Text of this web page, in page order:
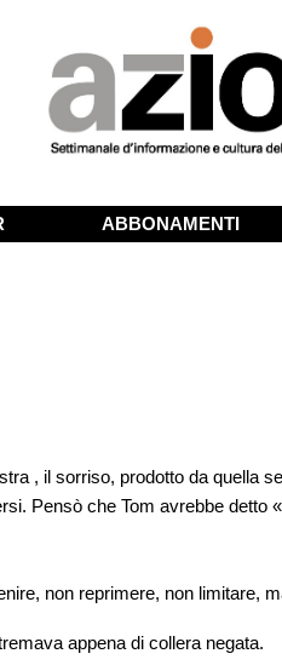
ABBONAMENTI
, il sorriso, prodotto da quella
Pensò che Tom avrebbe detto
non reprimere, non limitare,
appena di collera negata.